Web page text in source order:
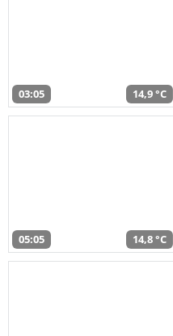
03:05 14,9 °C
05:05 14,8 °C